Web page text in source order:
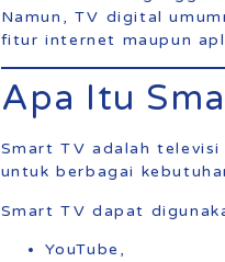
Namun, TV digital
fitur internet maupun
Apa Itu
Smart TV adalah
untuk berbagai
Smart TV dapat
YouTube,